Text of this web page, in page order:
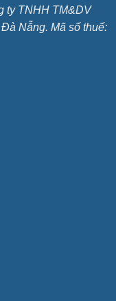
ty TNHH TM&DV
Nẵng. Mã số thuế: